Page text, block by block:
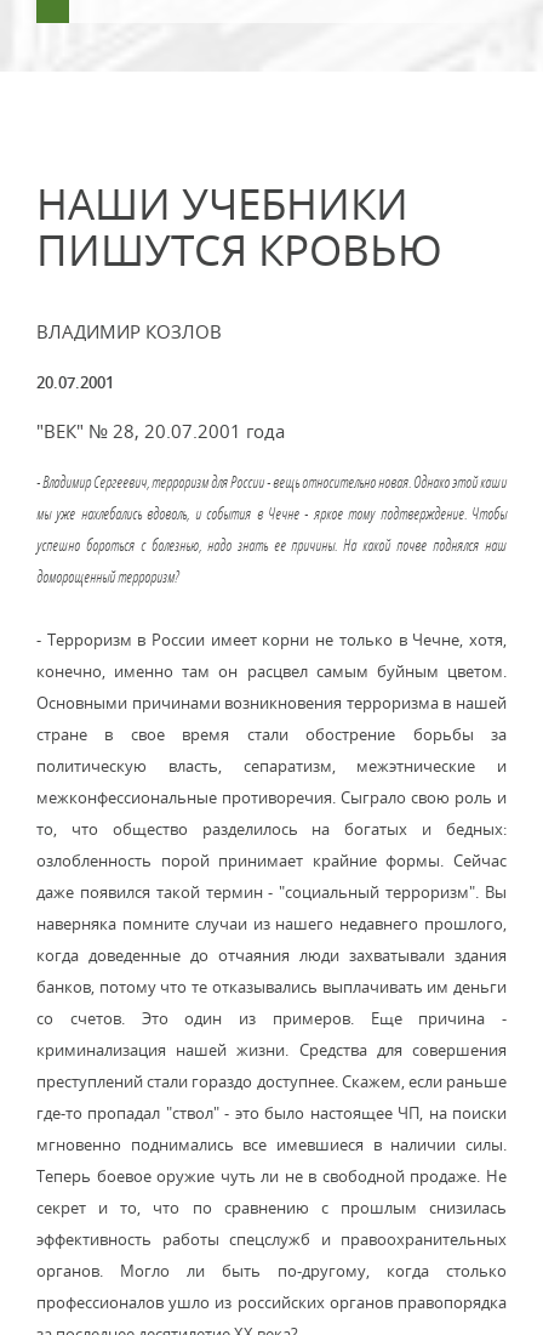
НАШИ УЧЕБНИКИ
ПИШУТСЯ КРОВЬЮ
ВЛАДИМИР КОЗЛОВ
20.07.2001
"ВЕК" № 28, 20.07.2001 года
- Владимир Сергеевич, терроризм для России - вещь относительно новая. Однако этой каши
мы уже нахлебались вдоволь, и события в Чечне - яркое тому подтверждение. Чтобы
успешно бороться с болезнью, надо знать ее причины. На какой почве поднялся наш
доморощенный терроризм?
- Терроризм в России имеет корни не только в Чечне, хотя,
конечно, именно там он расцвел самым буйным цветом.
Основными причинами возникновения терроризма в нашей
стране в свое время стали обострение борьбы за
политическую власть, сепаратизм, межэтнические и
межконфессиональные противоречия. Сыграло свою роль и
то, что общество разделилось на богатых и бедных:
озлобленность порой принимает крайние формы. Сейчас
даже появился такой термин - "социальный терроризм". Вы
наверняка помните случаи из нашего недавнего прошлого,
когда доведенные до отчаяния люди захватывали здания
банков, потому что те отказывались выплачивать им деньги
со счетов. Это один из примеров. Еще причина -
криминализация нашей жизни. Средства для совершения
преступлений стали гораздо доступнее. Скажем, если раньше
где-то пропадал "ствол" - это было настоящее ЧП, на поиски
мгновенно поднимались все имевшиеся в наличии силы.
Теперь боевое оружие чуть ли не в свободной продаже. Не
секрет и то, что по сравнению с прошлым снизилась
эффективность работы спецслужб и правоохранительных
органов. Могло ли быть по-другому, когда столько
профессионалов ушло из российских органов правопорядка